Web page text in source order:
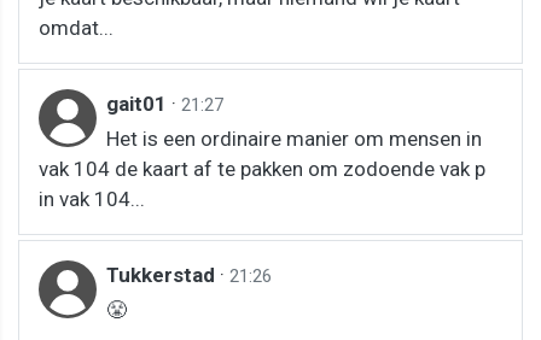
omdat...
gait01 · 21:27
Het is een ordinaire manier om mensen in
vak 104 de kaart af te pakken om zodoende vak p
in vak 104...
Tukkerstad · 21:26
😤